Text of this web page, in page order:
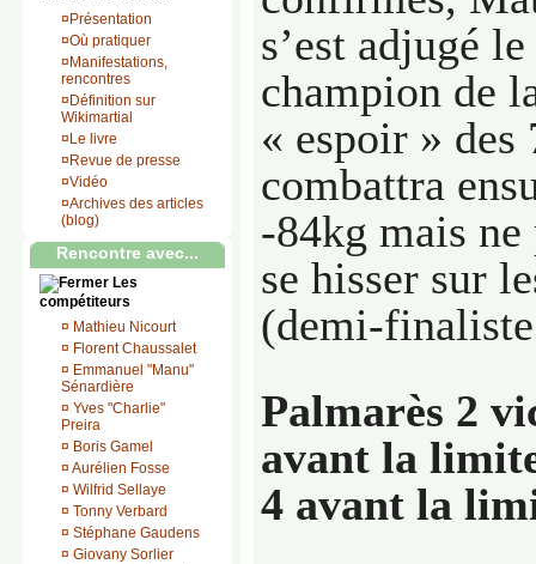
¤ Présentation
¤Où pratiquer
¤ Manifestations,
rencontres
¤ Définition sur
Wikimartial
¤ Le livre
¤ Revue de presse
¤Vidéo
¤Archives des articles
(blog)
Rencontre avec...
Les
compétiteurs
¤ Mathieu Nicourt
¤ Florent Chaussalet
¤ Emmanuel "Manu"
Sénardière
¤ Yves "Charlie"
Preira
¤ Boris Gamel
¤ Aurélien Fosse
¤ Wilfrid Sellaye
¤ Tonny Verbard
¤ Stéphane Gaudens
¤ Giovany Sorlier
s’est adjugé
champion de
« espoir »
combattra
-84kg mais
se hisser sur
(demi-
Palmarès 2
avant la
4 avant la